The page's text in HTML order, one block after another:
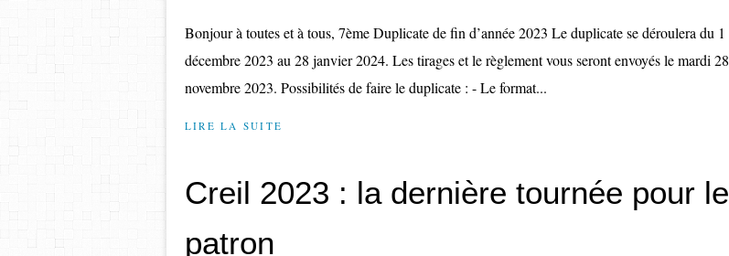
Bonjour à toutes et à tous, 7ème Duplicate de fin d’année 2023 Le duplicate se déroulera du 1
décembre 2023 au 28 janvier 2024. Les tirages et le règlement vous seront envoyés le mardi 28
novembre 2023. Possibilités de faire le duplicate : - Le format...
LIRE LA SUITE
Creil 2023 : la dernière tournée pour le
patron